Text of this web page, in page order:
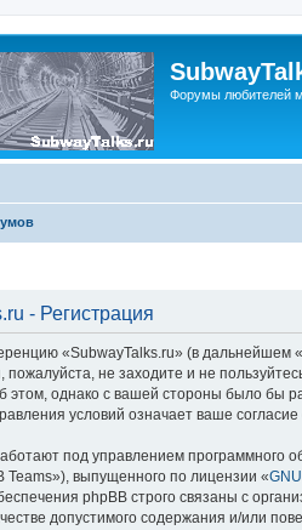
Форумы любителей
- Регистрация
«SubwayTalks.ru» (в дальнейшем
пожалуйста, не заходите и не
этом, однако с вашей стороны было бы
условий означает ваше согласие
под управлением программного
Teams»), выпущенного по лицензии «
phpBB строго связаны с
допустимого содержания и/или